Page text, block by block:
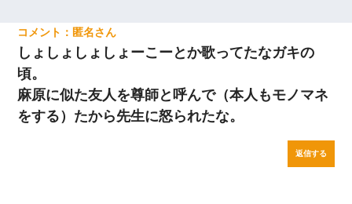
匿名
しょしょしょしょーこーとか歌ってたなガキの
頃。
麻原に似た友人を尊師と呼んで（本人もモノマネ
をする）たから先生に怒られたな。
返信する